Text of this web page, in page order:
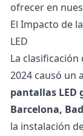
ofrecer en
El Impacto de
LED
La clasificación
2024 causó un
pantallas LED
Barcelona,
la instalación